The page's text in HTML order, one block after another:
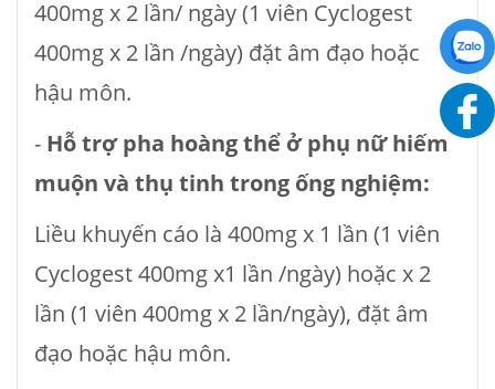
400mg x 2 lần/ ngày (1 viên Cyclogest
400mg x 2 lần /ngày) đặt âm đạo hoặc
hậu môn.
- Hỗ trợ pha hoàng thể ở phụ nữ hiếm
muộn và thụ tinh trong ống nghiệm:
Liều khuyến cáo là 400mg x 1 lần (1 viên
Cyclogest 400mg x1 lần /ngày) hoặc x 2
lần (1 viên 400mg x 2 lần/ngày), đặt âm
đạo hoặc hậu môn.